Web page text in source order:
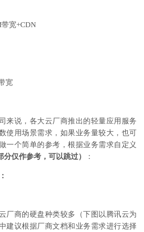
带宽+CDN
宽
来说，各大云厂商推出的轻量应用服务
使用场景需求，如果业务量较大，也可
一个简单的参考，根据业务需求自定义
分仅作参考，可以跳过） ：
厂商的硬盘种类较多（下图以腾讯云为
建议根据厂商文档和业务需求进行选择